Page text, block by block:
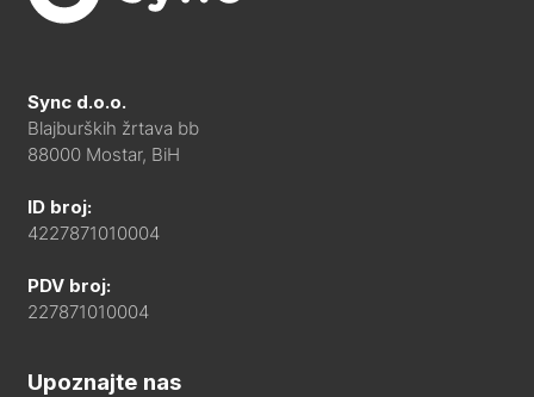
Sync d.o.o.
Blajburških žrtava bb
88000 Mostar, BiH
ID broj:
4227871010004
PDV broj:
227871010004
Upoznajte nas